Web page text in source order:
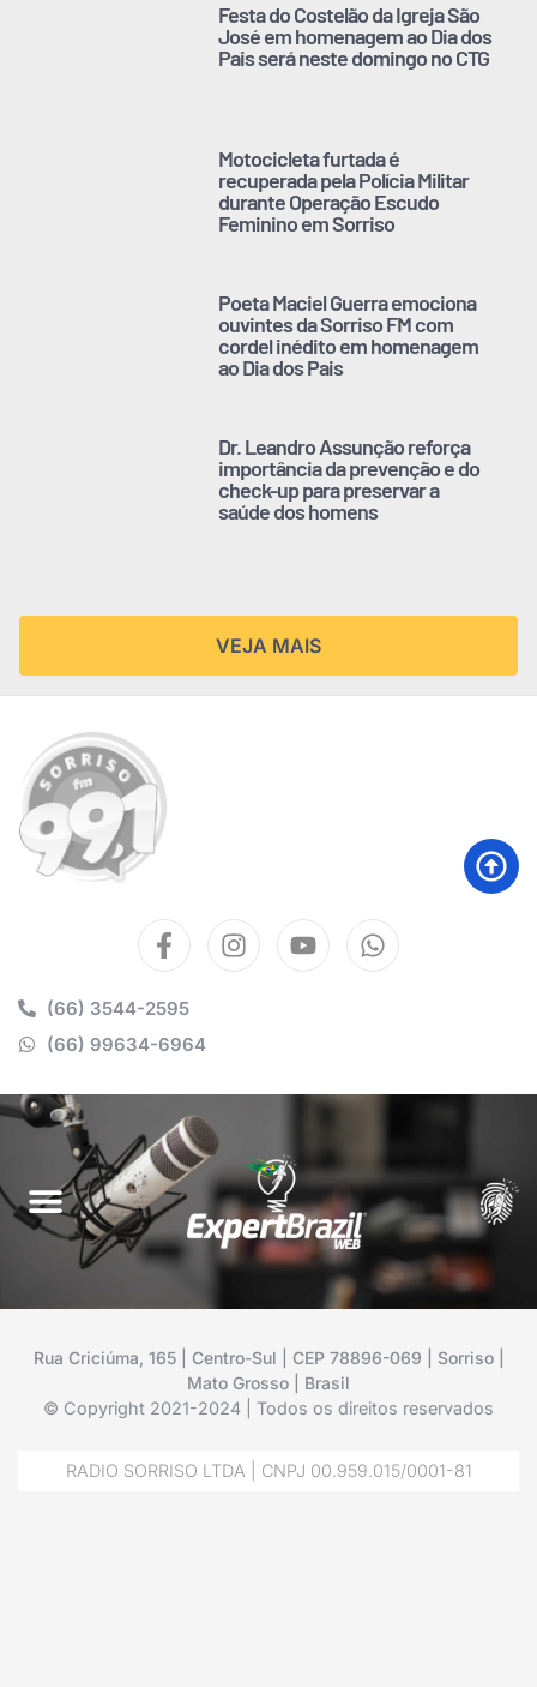
Festa do Costelão da Igreja São
José em homenagem ao Dia dos
Pais será neste domingo no CTG
Motocicleta furtada é
recuperada pela Polícia Militar
durante Operação Escudo
Feminino em Sorriso
Poeta Maciel Guerra emociona
ouvintes da Sorriso FM com
cordel inédito em homenagem
ao Dia dos Pais
Dr. Leandro Assunção reforça
importância da prevenção e do
check-up para preservar a
saúde dos homens
VEJA MAIS
(66) 3544-2595
(66) 99634-6964
Rua Criciúma, 165 | Centro-Sul | CEP 78896-069 | Sorriso |
Mato Grosso | Brasil
© Copyright 2021-2024 | Todos os direitos reservados
RADIO SORRISO LTDA | CNPJ 00.959.015/0001-81